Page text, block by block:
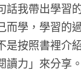
我帶出學習
學，學習的
按照書裡介
讀力」來分享。